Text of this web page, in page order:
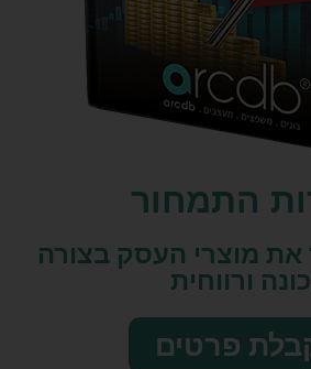
התמחור
מוצרי העסק בצורה
ורווחית
פרטים